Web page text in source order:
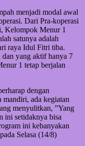
menjadi modal awal
Dari Pra-koperasi
Kelompok Menur 1
satunya adalah
raya Idul Fitri tiba.
dan yang aktif hanya 7
1 tetap berjalan
dengan
mandiri, ada kegiatan
menyulitkan, ”Yang
ini setidaknya bisa
ini kebanyakan
Selasa (14/8)